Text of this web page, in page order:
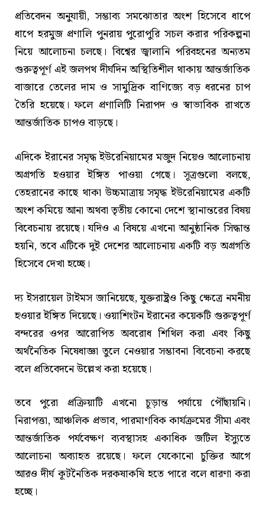
প্রতিবেদন অনুযায়ী, সম্ভাব্য সমঝোতার অংশ হিসেবে ধাপে
ধাপে হরমুজ প্রণালি পুনরায় পুরোপুরি সচল করার পরিকল্পনা
নিয়ে আলোচনা চলছে। বিশ্বের জ্বালানি পরিবহনের অন্যতম
গুরুত্বপূর্ণ এই জলপথ দীর্ঘদিন অস্থিতিশীল থাকায় আন্তর্জাতিক
বাজারে তেলের দাম ও সামুদ্রিক বাণিজ্যে বড় ধরনের চাপ
তৈরি হয়েছে। ফলে প্রণালিটি নিরাপদ ও স্বাভাবিক রাখতে
আন্তর্জাতিক চাপও বাড়ছে।
এদিকে ইরানের সমৃদ্ধ ইউরেনিয়ামের মজুদ নিয়েও আলোচনায়
অগ্রগতি হওয়ার ইঙ্গিত পাওয়া গেছে। সূত্রগুলো বলছে,
তেহরানের কাছে থাকা উচ্চমাত্রায় সমৃদ্ধ ইউরেনিয়ামের একটি
অংশ কমিয়ে আনা অথবা তৃতীয় কোনো দেশে স্থানান্তরের বিষয়
বিবেচনায় রয়েছে। যদিও এ বিষয়ে এখনো আনুষ্ঠানিক সিদ্ধান্ত
হয়নি, তবে এটিকে দুই দেশের আলোচনায় একটি বড় অগ্রগতি
হিসেবে দেখা হচ্ছে।
দ্য ইসরায়েল টাইমস জানিয়েছে, যুক্তরাষ্ট্রও কিছু ক্ষেত্রে নমনীয়
হওয়ার ইঙ্গিত দিয়েছে। ওয়াশিংটন ইরানের কয়েকটি গুরুত্বপূর্ণ
বন্দরের ওপর আরোপিত অবরোধ শিথিল করা এবং কিছু
অর্থনৈতিক নিষেধাজ্ঞা তুলে নেওয়ার সম্ভাবনা বিবেচনা করছে
বলে প্রতিবেদনে উল্লেখ করা হয়েছে।
তবে পুরো প্রক্রিয়াটি এখনো চূড়ান্ত পর্যায়ে পৌঁছায়নি।
নিরাপত্তা, আঞ্চলিক প্রভাব, পারমাণবিক কার্যক্রমের সীমা এবং
আন্তর্জাতিক পর্যবেক্ষণ ব্যবস্থাসহ একাধিক জটিল ইস্যুতে
আলোচনা অব্যাহত রয়েছে। ফলে যেকোনো চুক্তির আগে
আরও দীর্ঘ কূটনৈতিক দরকষাকষি হতে পারে বলে ধারণা করা
হচ্ছে।